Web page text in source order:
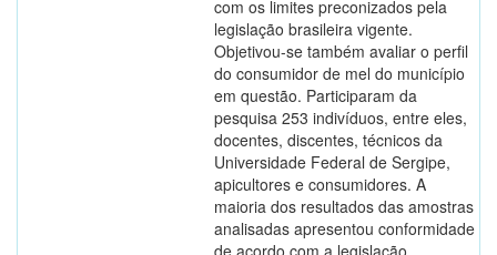
com os limites preconizados pela
legislação brasileira vigente.
Objetivou-se também avaliar o perfil
do consumidor de mel do município
em questão. Participaram da
pesquisa 253 indivíduos, entre eles,
docentes, discentes, técnicos da
Universidade Federal de Sergipe,
apicultores e consumidores. A
maioria dos resultados das amostras
analisadas apresentou conformidade
de acordo com a legislação